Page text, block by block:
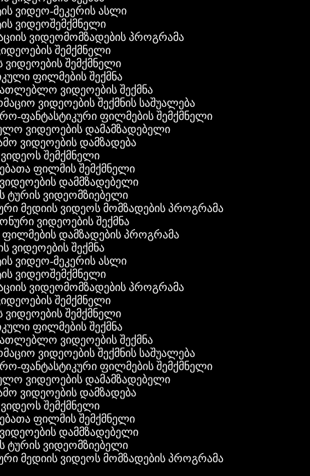
ვიდეო-მეკერის ასლი
ვიდეოშემქმნელი
ვიდეომომზადების პროგრამა
შემქმნელი
ვიდეოების შემქმნელი
ფილმების შექმნა
ვიდეოების შექმნა
ვიდეოების შექმნის საშუალება
ფანტასტიკური ფილმების შემქმნელი
ვიდეოების დამამზადებელი
ვიდეოების დამზადება
ვიდეოს შემქმნელი
ფილმის შემქმნელი
ვიდეოების დამმზადებელი
ტურის ვიდეომზიებელი
მედიის ვიდეოს მომზადების პროგრამა
ვიდეოების შექმნა
ფილმების დამზადების პროგრამა
ვიდეოების შექმნა
ვიდეო-მეკერის ასლი
ვიდეოშემქმნელი
ვიდეომომზადების პროგრამა
შემქმნელი
ვიდეოების შემქმნელი
ფილმების შექმნა
ვიდეოების შექმნა
ვიდეოების შექმნის საშუალება
ფანტასტიკური ფილმების შემქმნელი
ვიდეოების დამამზადებელი
ვიდეოების დამზადება
ვიდეოს შემქმნელი
ფილმის შემქმნელი
ვიდეოების დამმზადებელი
ტურის ვიდეომზიებელი
მედიის ვიდეოს მომზადების პროგრამა